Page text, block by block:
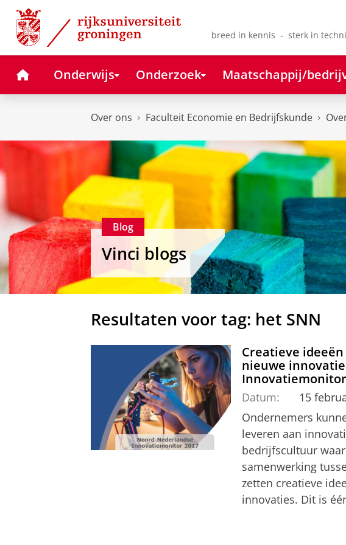
Skip
Content
Skip
Navigation
breed in kennis - sterk in
HomeOnderwijs Onderzoek Maatschappij/
Over ons Faculteit Economie en Bedrijfskunde
Blog
Vinci blogs
Resultaten voor tag: het SNN
Creatieve
nieuwe
Innovatiemonitor
Datum:
15
Ondernemers
leveren aan
bedrijfscultuur
samenwerking
zetten creatieve
innovaties. Dit is